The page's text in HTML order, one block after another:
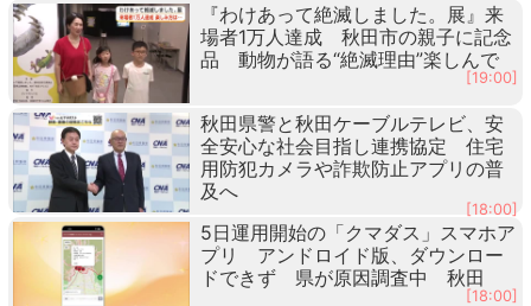
『わけあって絶滅しました。展』来
場者1万人達成 秋田市の親子に記念
品 動物が語る“絶滅理由”楽しんで
[19:00]
秋田県警と秋田ケーブルテレビ、安
全安心な社会目指し連携協定 住宅
用防犯カメラや詐欺防止アプリの普
及へ
[18:00]
5日運用開始の「クマダス」スマホア
プリ アンドロイド版、ダウンロー
ドできず 県が原因調査中 秋田
[18:00]